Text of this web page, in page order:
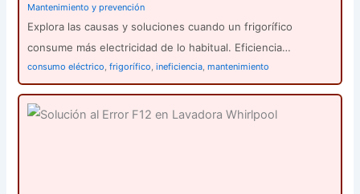
Mantenimiento y prevención
Explora las causas y soluciones cuando un frigorífico
consume más electricidad de lo habitual. Eficiencia…
consumo eléctrico ,frigorífico ,ineficiencia ,mantenimiento